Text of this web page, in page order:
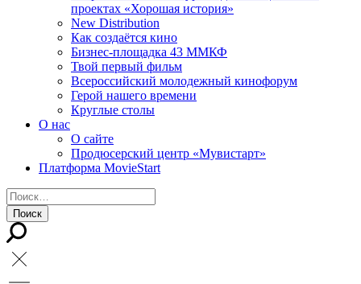
проектах «Хорошая история»
New Distribution
Как создаётся кино
Бизнес-площадка 43 ММКФ
Твой первый фильм
Всероссийский молодежный кинофорум
Герой нашего времени
Круглые столы
О нас
О сайте
Продюсерский центр «Мувистарт»
Платформа MovieStart